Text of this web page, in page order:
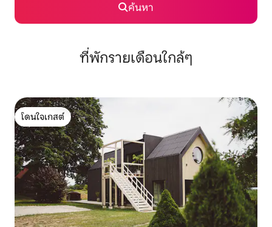
ค้นหา
ที่พักรายเดือนใกล้ๆ
โดนใจเกสต์
โดนใจเกสต์